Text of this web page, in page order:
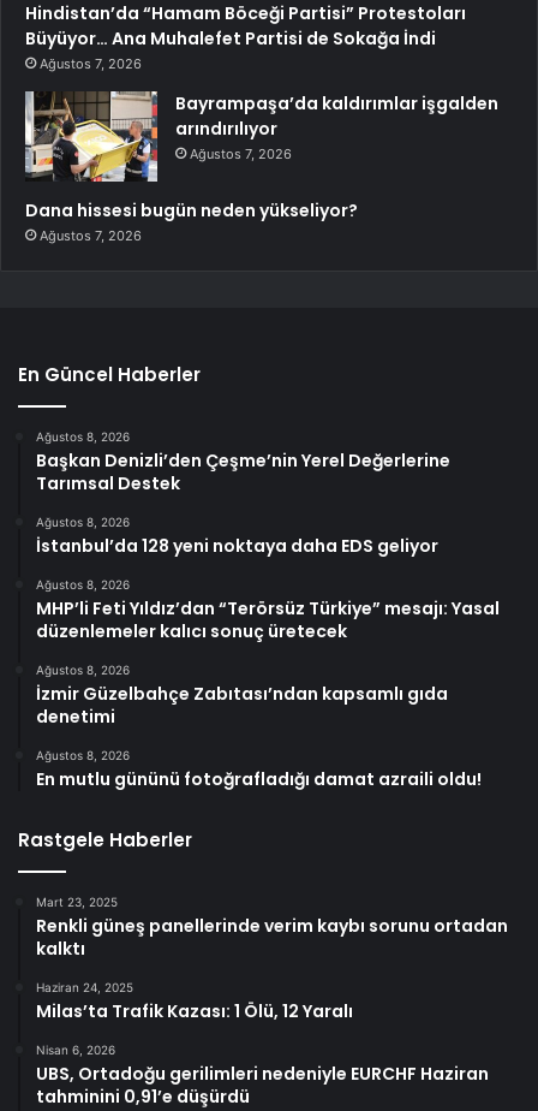
Hindistan’da “Hamam Böceği Partisi” Protestoları
Büyüyor… Ana Muhalefet Partisi de Sokağa İndi
Ağustos 7, 2026
Bayrampaşa’da kaldırımlar işgalden
arındırılıyor
Ağustos 7, 2026
Dana hissesi bugün neden yükseliyor?
Ağustos 7, 2026
En Güncel Haberler
Ağustos 8, 2026
Başkan Denizli’den Çeşme’nin Yerel Değerlerine
Tarımsal Destek
Ağustos 8, 2026
İstanbul’da 128 yeni noktaya daha EDS geliyor
Ağustos 8, 2026
MHP’li Feti Yıldız’dan “Terörsüz Türkiye” mesajı: Yasal
düzenlemeler kalıcı sonuç üretecek
Ağustos 8, 2026
İzmir Güzelbahçe Zabıtası’ndan kapsamlı gıda
denetimi
Ağustos 8, 2026
En mutlu gününü fotoğrafladığı damat azraili oldu!
Rastgele Haberler
Mart 23, 2025
Renkli güneş panellerinde verim kaybı sorunu ortadan
kalktı
Haziran 24, 2025
Milas’ta Trafik Kazası: 1 Ölü, 12 Yaralı
Nisan 6, 2026
UBS, Ortadoğu gerilimleri nedeniyle EURCHF Haziran
tahminini 0,91’e düşürdü